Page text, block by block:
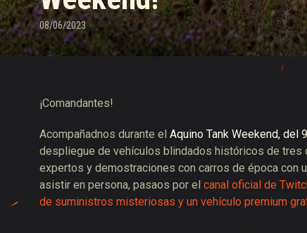
Guía de las
08/06/2023
¡Comandantes!
Acompañadnos durante el Aquino Tank Weekend, del
despliegue de vehículos blindados históricos de tres
expertos y demostraciones con carros de época con
asistir en persona, pasaos por el canal oficial de
de suministros misteriosas y un vehículo premium